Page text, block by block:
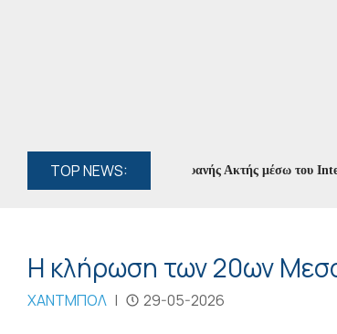
TOP NEWS:
για την προστασία της Κυανής Ακτής μέσω του Interreg
Η κλήρωση των 20ων
ΧΑΝΤΜΠΟΛ | 29-05-2026